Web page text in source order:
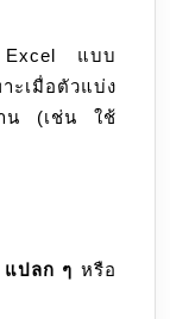
เมื่อตัวแบ่ง
าน (เช่น ใช้
ปลก ๆ หรือ